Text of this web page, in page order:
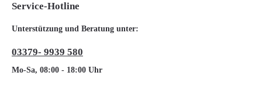
Service-Hotline
Unterstützung und Beratung unter:
03379- 9939 580
Mo-Sa, 08:00 - 18:00 Uhr